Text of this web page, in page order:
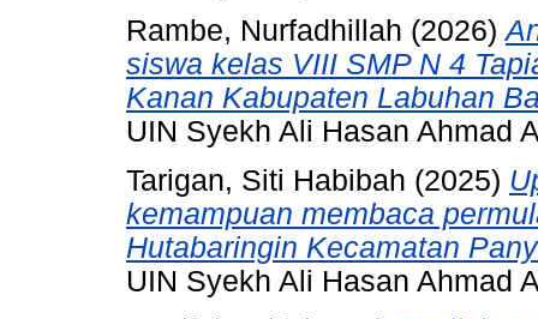
Rambe, Nurfadhillah (2026)
siswa kelas VIII SMP N 4
Kanan Kabupaten Labuhan
UIN Syekh Ali Hasan Ahmad
Tarigan, Siti Habibah (2025)
kemampuan membaca
Hutabaringin Kecamatan
UIN Syekh Ali Hasan Ahmad